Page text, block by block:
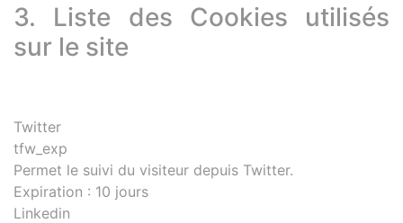
3. Liste des Cookies utilisés
sur le site
Twitter
tfw_exp
Permet le suivi du visiteur depuis Twitter.
Expiration : 10 jours
Linkedin